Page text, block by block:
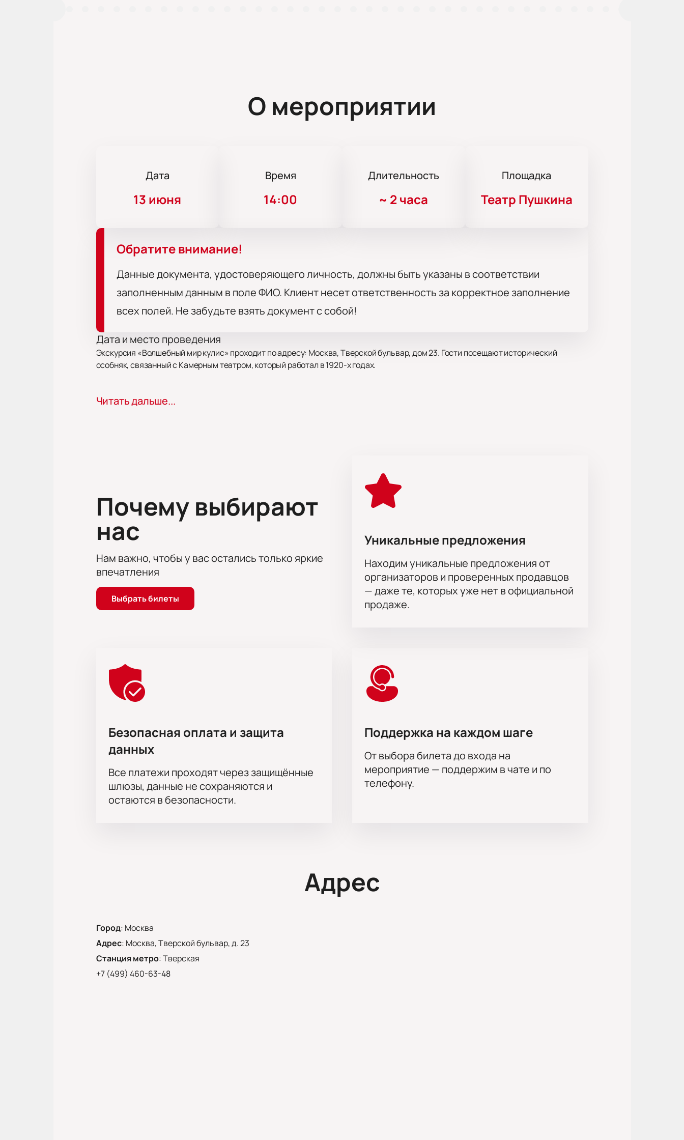
О мероприятии
Дата
13 июня
Время
14:00
Длительность
~ 2 часа
Площадка
Театр Пушкина
Обратите внимание!
Данные документа, удостоверяющего личность, должны быть указаны в соответствии
заполненным данным в поле ФИО. Клиент несет ответственность за корректное заполнение
всех полей. Не забудьте взять документ с собой!
Дата и место проведения
Экскурсия «Волшебный мир кулис» проходит по адресу: Москва, Тверской бульвар, дом 23. Гости посещают исторический
особняк, связанный с Камерным театром, который работал в 1920-х годах.
Экскурсия знакомит гостей с залом и сценой театра, открывает закулисье, где хранят реквизит и костюмы. Участники смотрят
Стоимость билета зависит от ряда. Информация о цене указана в разделе выбора мест. Заказать билеты можно онлайн или по
телефону через менеджера, который поможет выбрать места и расскажет правила посещения.
Заказ билетов возможен по телефону — специалисты проконсультируют по афише, объяснят порядок посещения, расскажут про
депозит и формат событий. Оплатить билет можно на сайте, после чего билеты поступят на электронную почту.
Читать дальше...
Почему выбирают
нас
Нам важно, чтобы у вас остались только яркие
впечатления
Выбрать билеты
Уникальные предложения
Находим уникальные предложения от
организаторов и проверенных продавцов
— даже те, которых уже нет в официальной
продаже.
Безопасная оплата и защита
данных
Все платежи проходят через защищённые
шлюзы, данные не сохраняются и
остаются в безопасности.
Поддержка на каждом шаге
От выбора билета до входа на
мероприятие — поддержим в чате и по
телефону.
Адрес
Город: Москва
Адрес: Москва, Тверской бульвар, д. 23
Станция метро:Тверская
+7 (499) 460-63-48